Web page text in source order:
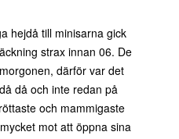
hejdå till minisarna gick
strax innan 06. De
därför var det
då och inte redan på
och mammigaste
mot att öppna sina